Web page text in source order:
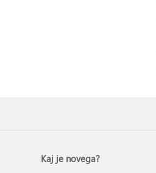
Kaj je novega?